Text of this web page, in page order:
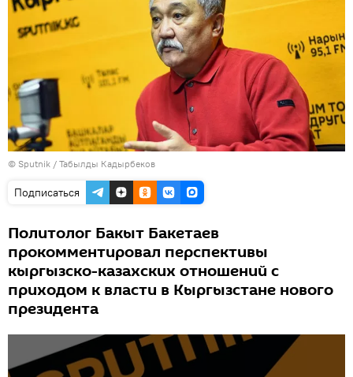
© Sputnik / Табылды Кадырбеков
Подписаться
Политолог Бакыт Бакетаев
прокомментировал перспективы
кыргызско-казахских отношений с
приходом к власти в Кыргызстане нового
президента